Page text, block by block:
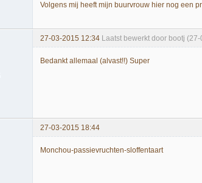
Volgens mij heeft mijn buurvrouw hier nog een
27-03-2015 12:34 Laatst bewerkt door bootj
Bedankt allemaal (alvast!!) Super
27-03-2015 18:44
Monchou-passievruchten-sloffentaart